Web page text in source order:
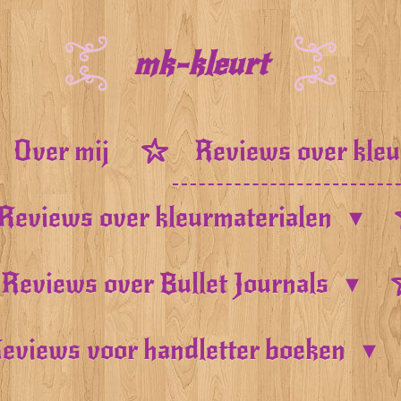
mk-kleurt
Over mij Reviews over
over kleurmaterialen
Reviews over Bullet Journals
voor handletter boeken